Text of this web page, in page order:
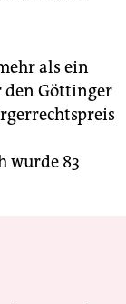
als ein
den Göttinger
wurde 83